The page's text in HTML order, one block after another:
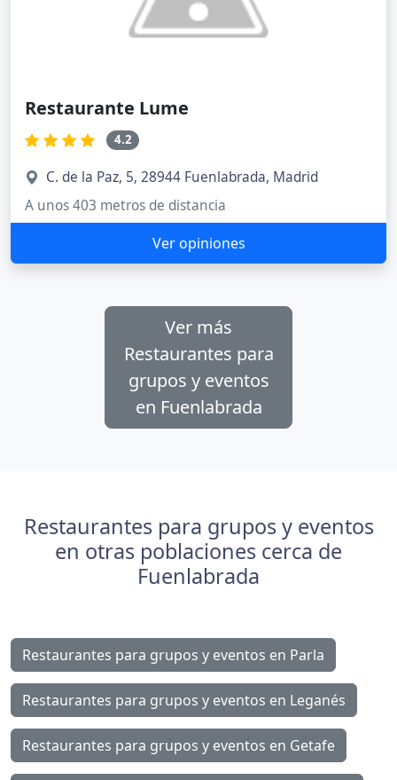
Restaurante Lume
4.2
C. de la Paz, 5, 28944 Fuenlabrada, Madrid
A unos 403 metros de distancia
Ver opiniones
Ver más
Restaurantes para
grupos y eventos
en Fuenlabrada
Restaurantes para grupos y eventos
en otras poblaciones cerca de
Fuenlabrada
Restaurantes para grupos y eventos en Parla
Restaurantes para grupos y eventos en Leganés
Restaurantes para grupos y eventos en Getafe